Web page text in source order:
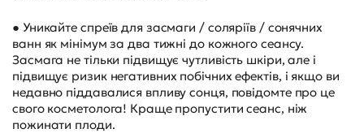
● Уникайте спреїв для засмаги / соляріїв / сонячних
ванн як мінімум за два тижні до кожного сеансу.
Засмага не тільки підвищує чутливість шкіри, але і
підвищує ризик негативних побічних ефектів, і якщо ви
недавно піддавалися впливу сонця, повідомте про це
свого косметолога! Краще пропустити сеанс, ніж
пожинати плоди.